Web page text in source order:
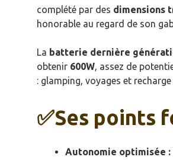
complété par des dimensions
honorable au regard de son
La batterie dernière
obtenir 600W, assez de
: glamping, voyages et
✅Ses points
Autonomie optimisée :